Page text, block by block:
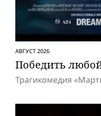
АВГУСТ 2026
Победить
Трагикомедия